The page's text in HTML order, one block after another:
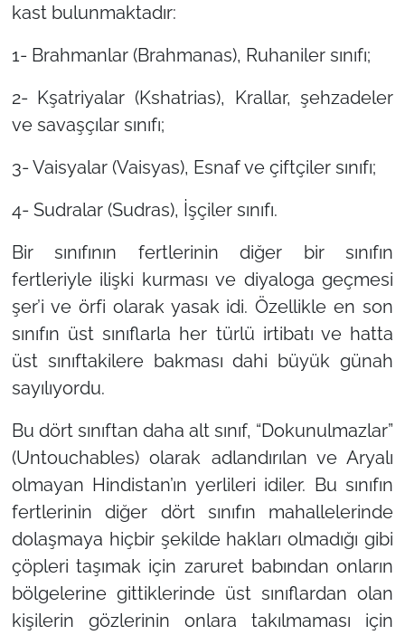
kast bulunmaktadır:
1- Brahmanlar (Brahmanas), Ruhaniler sınıfı;
2- Kşatriyalar (Kshatrias), Krallar, şehzadeler
ve savaşçılar sınıfı;
3- Vaisyalar (Vaisyas), Esnaf ve çiftçiler sınıfı;
4- Sudralar (Sudras), İşçiler sınıfı.
Bir sınıfının fertlerinin diğer bir sınıfın
fertleriyle ilişki kurması ve diyaloga geçmesi
şer’i ve örfi olarak yasak idi. Özellikle en son
sınıfın üst sınıflarla her türlü irtibatı ve hatta
üst sınıftakilere bakması dahi büyük günah
sayılıyordu.
Bu dört sınıftan daha alt sınıf, “Dokunulmazlar”
(Untouchables) olarak adlandırılan ve Aryalı
olmayan Hindistan’ın yerlileri idiler. Bu sınıfın
fertlerinin diğer dört sınıfın mahallelerinde
dolaşmaya hiçbir şekilde hakları olmadığı gibi
çöpleri taşımak için zaruret babından onların
bölgelerine gittiklerinde üst sınıflardan olan
kişilerin gözlerinin onlara takılmaması için